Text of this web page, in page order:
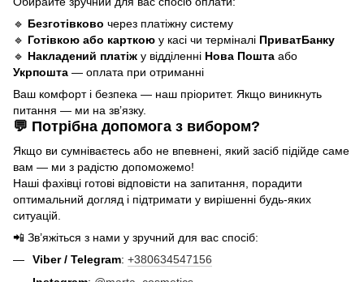
🔹 Безготівково через платіжну систему
🔹 Готівкою або карткою у касі чи терміналі ПриватБанку
🔹 Накладений платіж у відділенні Нова Пошта або
Укрпошта — оплата при отриманні
Ваш комфорт і безпека — наш пріоритет. Якщо виникнуть
питання — ми на звʼязку.
💬 Потрібна допомога з вибором?
Якщо ви сумніваєтесь або не впевнені, який засіб підійде саме
вам — ми з радістю допоможемо!
Наші фахівці готові відповісти на запитання, порадити
оптимальний догляд і підтримати у вирішенні будь-яких
ситуацій.
📲 Зв’яжіться з нами у зручний для вас спосіб:
Viber / Telegram: +380634547156